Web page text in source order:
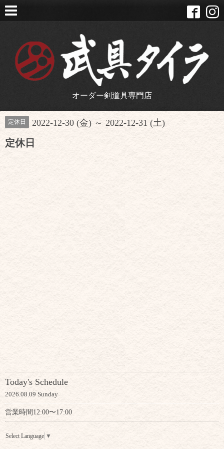
オーダー剣道具専門店
定休日 2022-12-30 (金) ～ 2022-12-31 (土)
定休日
Today's Schedule
2026.08.09 Sunday
営業時間12:00〜17:00
Select Language ▼